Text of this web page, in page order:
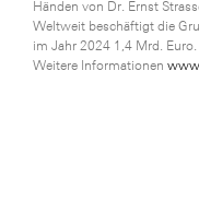
Händen von Dr. Ernst
Weltweit beschäftigt die
im Jahr 2024 1,4 Mrd. Euro.
Weitere Informationen